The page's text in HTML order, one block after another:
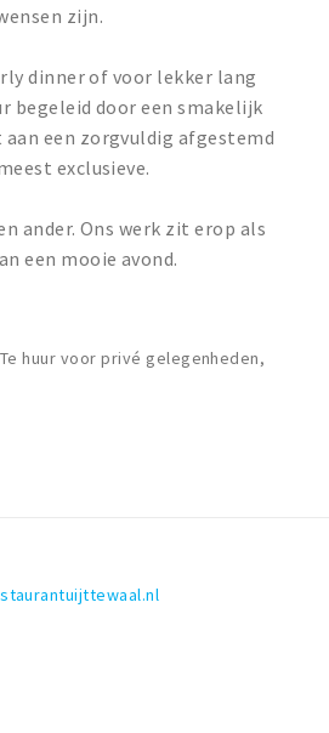
zijn.
dinner of voor lekker lang
door een smakelijk
een zorgvuldig afgestemd
exclusieve.
ander. Ons werk zit erop als
een mooie avond.
huur voor privé gelegenheden,